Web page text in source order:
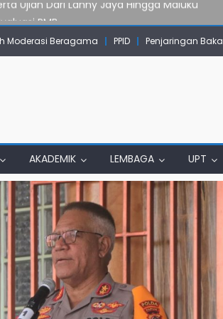
PMB
Skow Sae Kolaborasi dengan KKN UGM
Papua Tembus Jurnal Terindeks Google
Moderasi Beragama PPID Penjaringan
AKADEMIK LEMBAGA UPT